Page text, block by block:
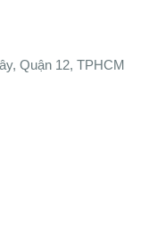
Quận 12, TPHCM